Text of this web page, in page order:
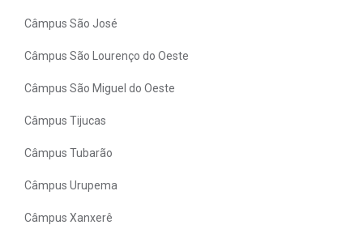
Câmpus São José
Câmpus São Lourenço do Oeste
Câmpus São Miguel do Oeste
Câmpus Tijucas
Câmpus Tubarão
Câmpus Urupema
Câmpus Xanxerê